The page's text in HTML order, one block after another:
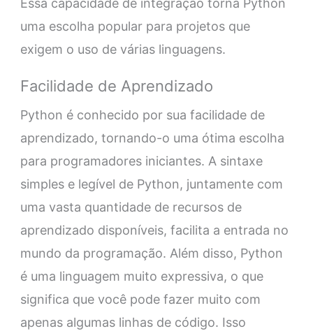
Essa capacidade de integração torna Python
uma escolha popular para projetos que
exigem o uso de várias linguagens.
Facilidade de Aprendizado
Python é conhecido por sua facilidade de
aprendizado, tornando-o uma ótima escolha
para programadores iniciantes. A sintaxe
simples e legível de Python, juntamente com
uma vasta quantidade de recursos de
aprendizado disponíveis, facilita a entrada no
mundo da programação. Além disso, Python
é uma linguagem muito expressiva, o que
significa que você pode fazer muito com
apenas algumas linhas de código. Isso